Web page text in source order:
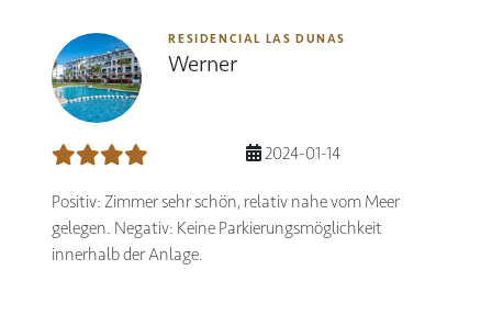
RESIDENCIAL LAS DUNAS
Werner
2024-01-14
Positiv: Zimmer sehr schön, relativ nahe vom Meer
gelegen. Negativ: Keine Parkierungsmöglichkeit
innerhalb der Anlage.